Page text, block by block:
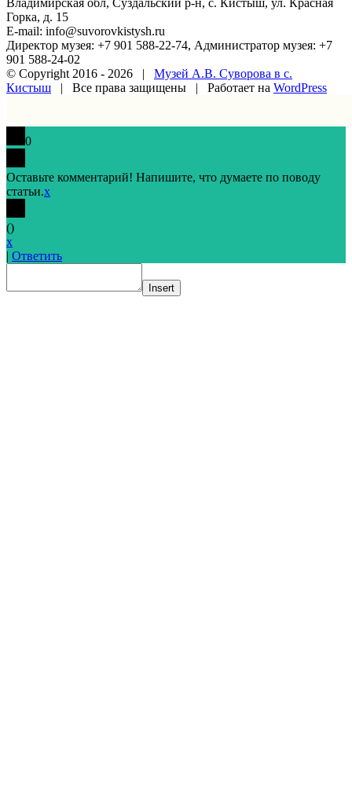
Горка, д. 15
E-mail: info@suvorovkistysh.ru
Директор музея: +7 901 588-22-74, Администратор музея: +7
901 588-24-02
© Copyright 2016 - 2026 | Музей А.В. Суворова в с.
Кистыш | Все права защищены | Работает на WordPress
0
Оставьте комментарий! Напишите, что думаете по поводу
статьи.x
()
x
| Ответить
Insert